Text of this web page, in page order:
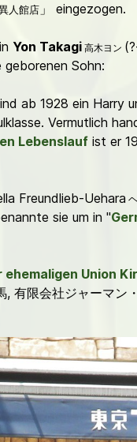
人館店 」 eingezogen.
Yon Takagi高木ヨン
Sohn:
ab 1928 ein Harry
Vermutlich
Lebenslauf ist er
Freundlieb-Uehara
sie um in "
ehemaligen Union
限会社ジャーマン